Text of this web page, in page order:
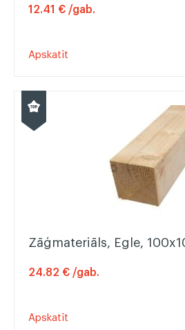
12.41 € /gab.
Apskatīt
Zāģmateriāls, Egle,
24.82 € /gab.
Apskatīt